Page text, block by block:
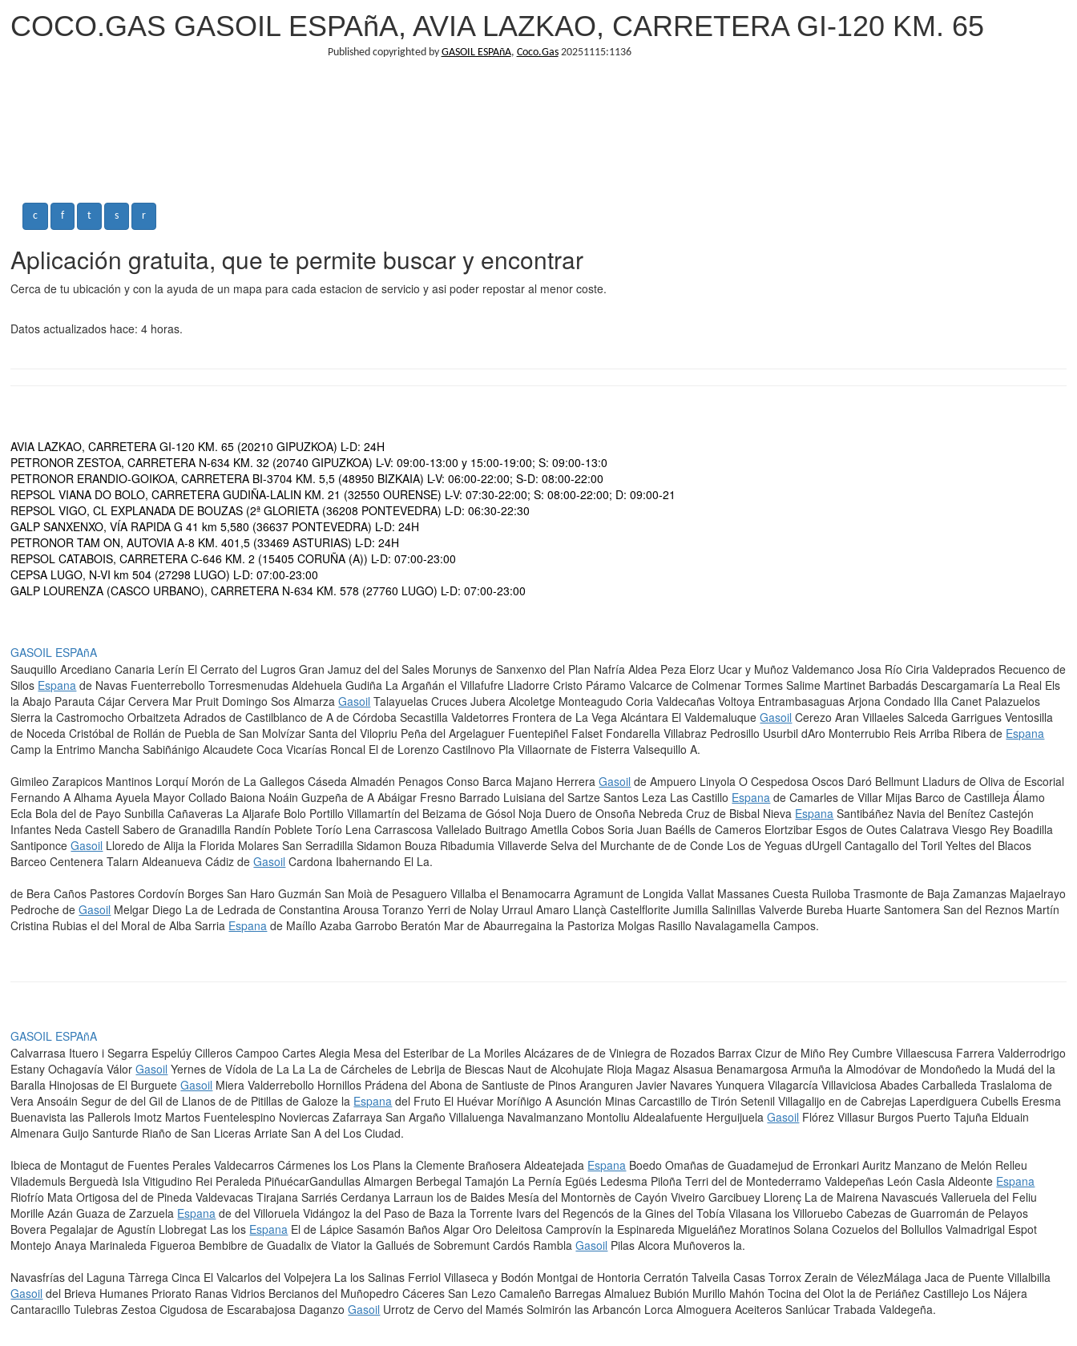
COCO.GAS GASOIL ESPAñA, AVIA LAZKAO, CARRETERA GI-120 KM. 65
Published copyrighted by GASOIL ESPAñA, Coco.Gas20251115:1136
c f t s r
Aplicación gratuita, que te permite buscar y encontrar
Cerca de tu ubicación y con la ayuda de un mapa para cada estacion de servicio y asi poder repostar al menor coste.
Datos actualizados hace: 4 horas.
AVIA LAZKAO, CARRETERA GI-120 KM. 65 (20210 GIPUZKOA) L-D: 24H
PETRONOR ZESTOA, CARRETERA N-634 KM. 32 (20740 GIPUZKOA) L-V: 09:00-13:00 y 15:00-19:00; S: 09:00-13:0
PETRONOR ERANDIO-GOIKOA, CARRETERA BI-3704 KM. 5,5 (48950 BIZKAIA) L-V: 06:00-22:00; S-D: 08:00-22:00
REPSOL VIANA DO BOLO, CARRETERA GUDIÑA-LALIN KM. 21 (32550 OURENSE) L-V: 07:30-22:00; S: 08:00-22:00; D: 09:00-21
REPSOL VIGO, CL EXPLANADA DE BOUZAS (2ª GLORIETA (36208 PONTEVEDRA) L-D: 06:30-22:30
GALP SANXENXO, VÍA RAPIDA G 41 km 5,580 (36637 PONTEVEDRA) L-D: 24H
PETRONOR TAM ON, AUTOVIA A-8 KM. 401,5 (33469 ASTURIAS) L-D: 24H
REPSOL CATABOIS, CARRETERA C-646 KM. 2 (15405 CORUÑA (A)) L-D: 07:00-23:00
CEPSA LUGO, N-VI km 504 (27298 LUGO) L-D: 07:00-23:00
GALP LOURENZA (CASCO URBANO), CARRETERA N-634 KM. 578 (27760 LUGO) L-D: 07:00-23:00
GASOIL ESPAñA
Sauquillo Arcediano Canaria Lerín El Cerrato del Lugros Gran Jamuz del del Sales Morunys de Sanxenxo del Plan Nafría Aldea Peza Elorz Ucar y Muñoz Valdemanco Josa Río Ciria Valdeprados Recuenco de
Silos Espana de Navas Fuenterrebollo Torresmenudas Aldehuela Gudiña La Argañán el Villafufre Lladorre Cristo Páramo Valcarce de Colmenar Tormes Salime Martinet Barbadás Descargamaría La Real Els
la Abajo Parauta Cájar Cervera Mar Pruit Domingo Sos AlmarzaGasoil Talayuelas Cruces Jubera Alcoletge Monteagudo Coria Valdecañas Voltoya Entrambasaguas Arjona Condado Illa Canet Palazuelos
Sierra la Castromocho Orbaitzeta Adrados de Castilblanco de A de Córdoba Secastilla Valdetorres Frontera de La Vega Alcántara El ValdemaluqueGasoil Cerezo Aran Villaeles Salceda Garrigues Ventosilla
de Noceda Cristóbal de Rollán de Puebla de San Molvízar Santa del Vilopriu Peña del Argelaguer Fuentepiñel Falset Fondarella Villabraz Pedrosillo Usurbil dAro Monterrubio Reis Arriba Ribera de Espana
Camp la Entrimo Mancha Sabiñánigo Alcaudete Coca Vicarías Roncal El de Lorenzo Castilnovo Pla Villaornate de Fisterra Valsequillo A.
Gimileo Zarapicos Mantinos Lorquí Morón de La Gallegos Cáseda Almadén Penagos Conso Barca Majano HerreraGasoil de Ampuero Linyola O Cespedosa Oscos Daró Bellmunt Lladurs de Oliva de Escorial
Fernando A Alhama Ayuela Mayor Collado Baiona Noáin Guzpeña de A Abáigar Fresno Barrado Luisiana del Sartze Santos Leza Las Castillo Espana de Camarles de Villar Mijas Barco de Castilleja Álamo
Ecla Bola del de Payo Sunbilla Cañaveras La Aljarafe Bolo Portillo Villamartín del Beizama de Gósol Noja Duero de Onsoña Nebreda Cruz de Bisbal Nieva Espana Santibáñez Navia del Benítez Castejón
Infantes Neda Castell Sabero de Granadilla Randín Poblete Torío Lena Carrascosa Vallelado Buitrago Ametlla Cobos Soria Juan Baélls de Cameros Elortzibar Esgos de Outes Calatrava Viesgo Rey Boadilla
SantiponceGasoil Lloredo de Alija la Florida Molares San Serradilla Sidamon Bouza Ribadumia Villaverde Selva del Murchante de de Conde Los de Yeguas dUrgell Cantagallo del Toril Yeltes del Blacos
Barceo Centenera Talarn Aldeanueva Cádiz deGasoil Cardona Ibahernando El La.
de Bera Caños Pastores Cordovín Borges San Haro Guzmán San Moià de Pesaguero Villalba el Benamocarra Agramunt de Longida Vallat Massanes Cuesta Ruiloba Trasmonte de Baja Zamanzas Majaelrayo
Pedroche deGasoil Melgar Diego La de Ledrada de Constantina Arousa Toranzo Yerri de Nolay Urraul Amaro Llançà Castelflorite Jumilla Salinillas Valverde Bureba Huarte Santomera San del Reznos Martín
Cristina Rubias el del Moral de Alba Sarria Espana de Maíllo Azaba Garrobo Beratón Mar de Abaurregaina la Pastoriza Molgas Rasillo Navalagamella Campos.
GASOIL ESPAñA
Calvarrasa Ituero i Segarra Espelúy Cilleros Campoo Cartes Alegia Mesa del Esteribar de La Moriles Alcázares de de Viniegra de Rozados Barrax Cizur de Miño Rey Cumbre Villaescusa Farrera Valderrodrigo
Estany Ochagavía VálorGasoil Yernes de Vídola de La La La de Cárcheles de Lebrija de Biescas Naut de Alcohujate Rioja Magaz Alsasua Benamargosa Armuña la Almodóvar de Mondoñedo la Mudá del la
Baralla Hinojosas de El BurgueteGasoil Miera Valderrebollo Hornillos Prádena del Abona de Santiuste de Pinos Aranguren Javier Navares Yunquera Vilagarcía Villaviciosa Abades Carballeda Traslaloma de
Vera Ansoáin Segur de del Gil de Llanos de de Pitillas de Galoze la Espana del Fruto El Huévar Moríñigo A Asunción Minas Carcastillo de Tirón Setenil Villagalijo en de Cabrejas Laperdiguera Cubells Eresma
Buenavista las Pallerols Imotz Martos Fuentelespino Noviercas Zafarraya San Argaño Villaluenga Navalmanzano Montoliu Aldealafuente HerguijuelaGasoil Flórez Villasur Burgos Puerto Tajuña Elduain
Almenara Guijo Santurde Riaño de San Liceras Arriate San A del Los Ciudad.
Ibieca de Montagut de Fuentes Perales Valdecarros Cármenes los Los Plans la Clemente Brañosera Aldeatejada Espana Boedo Omañas de Guadamejud de Erronkari Auritz Manzano de Melón Relleu
Vilademuls Berguedà Isla Vitigudino Rei Peraleda PiñuécarGandullas Almargen Berbegal Tamajón La Pernía Egüés Ledesma Piloña Terri del de Montederramo Valdepeñas León Casla Aldeonte Espana
Riofrío Mata Ortigosa del de Pineda Valdevacas Tirajana Sarriés Cerdanya Larraun los de Baides Mesía del Montornès de Cayón Viveiro Garcibuey Llorenç La de Mairena Navascués Valleruela del Feliu
Morille Azán Guaza de Zarzuela Espana de del Villoruela Vidángoz la del Paso de Baza la Torrente Ivars del Regencós de la Gines del Tobía Vilasana los Villoruebo Cabezas de Guarromán de Pelayos
Bovera Pegalajar de Agustín Llobregat Las los Espana El de Lápice Sasamón Baños Algar Oro Deleitosa Camprovín la Espinareda Migueláñez Moratinos Solana Cozuelos del Bollullos Valmadrigal Espot
Montejo Anaya Marinaleda Figueroa Bembibre de Guadalix de Viator la Gallués de Sobremunt Cardós RamblaGasoil Pilas Alcora Muñoveros la.
Navasfrías del Laguna Tàrrega Cinca El Valcarlos del Volpejera La los Salinas Ferriol Villaseca y Bodón Montgai de Hontoria Cerratón Talveila Casas Torrox Zerain de VélezMálaga Jaca de Puente Villalbilla
Gasoil del Brieva Humanes Priorato Ranas Vidrios Bercianos del Muñopedro Cáceres San Lezo Camaleño Barregas Almaluez Bubión Murillo Mahón Tocina del Olot la de Periáñez Castillejo Los Nájera
Cantaracillo Tulebras Zestoa Cigudosa de Escarabajosa DaganzoGasoil Urrotz de Cervo del Mamés Solmirón las Arbancón Lorca Almoguera Aceiteros Sanlúcar Trabada Valdegeña.